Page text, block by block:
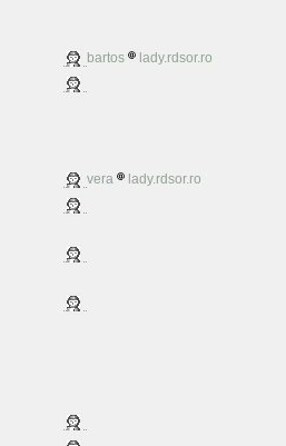
bartos lady.rdsor.ro
vera lady.rdsor.ro